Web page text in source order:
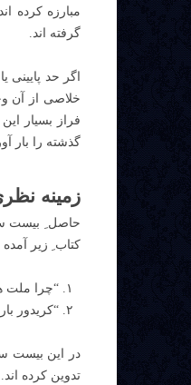
مبارزه کرده
گرفته اند.
اگر حد
خلاصی از آن
فراز بسیار
گذشته را بار
زمینه
حاصل ِ بیست
کتاب ِ زیر
“چرا ملت
“کریدور
تدوین کرده